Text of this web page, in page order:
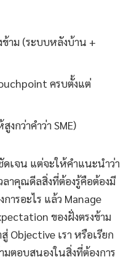
าม (ระบบหลังบ้าน +
ครบตั้งแต่
งกว่าคำว่า SME)
ดเจน แต่จะให้คำแนะนำว่า
าคุณดีลสิ่งที่ต้องรู้คือต้องมี
ารอะไร แล้ว Manage
ของฝั่งตรงข้าม
Objective เรา หรือเรียก
มตอบสนองในสิ่งที่ต้องการ